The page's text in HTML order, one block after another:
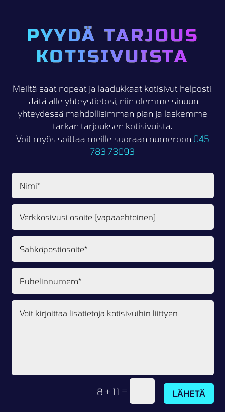
PYYDÄ TARJOUS
KOTISIVUISTA
Meiltä saat nopeat ja laadukkaat kotisivut helposti.
Jätä alle yhteystietosi, niin olemme sinuun
yhteydessä mahdollisimman pian ja laskemme
tarkan tarjouksen kotisivuista.
Voit myös soittaa meille suoraan numeroon 045
783 73093
8 + 11 = LÄHETÄ